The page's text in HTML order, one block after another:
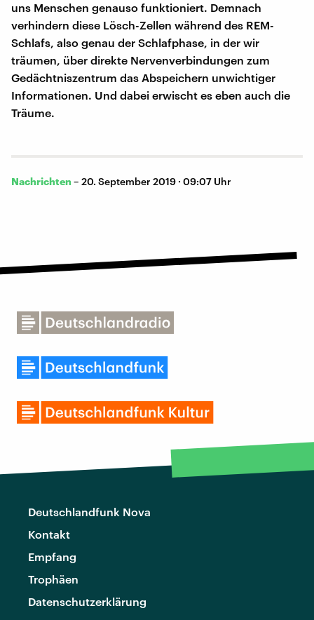
uns Menschen genauso funktioniert. Demnach
verhindern diese Lösch-Zellen während des REM-
Schlafs, also genau der Schlafphase, in der wir
träumen, über direkte Nervenverbindungen zum
Gedächtniszentrum das Abspeichern unwichtiger
Informationen. Und dabei erwischt es eben auch die
Träume.
Nachrichten – 20. September 2019 · 09:07 Uhr
Deutschlandfunk Nova
Kontakt
Empfang
Trophäen
Datenschutzerklärung